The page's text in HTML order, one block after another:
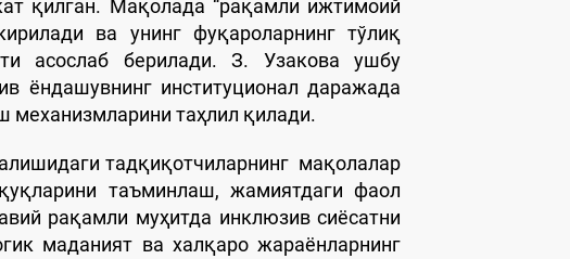
қилган. Мақолада “рақамли ижтимоий
ва унинг фуқароларнинг тўлиқ
асослаб берилади. З. Узакова ушбу
ёндашувнинг институционал даражада
механизмларини таҳлил қилади.
тадқиқотчиларнинг мақолалар
таъминлаш, жамиятдаги фаол
рақамли муҳитда инклюзив сиёсатни
маданият ва халқаро жараёнларнинг